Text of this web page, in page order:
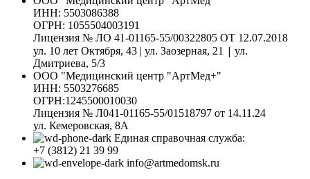
ИНН: 5503086388
ОГРН: 1055504003191
Лицензия № ЛО 41-01165-55/00322805 ОТ 12.07.2018
ул. 10 лет Октября, 43 | ул. Заозерная, 21 | ул.
Дмитриева, 5/3
ООО "Медицинский центр "АртМед+"
ИНН: 5503276685
ОГРН:1245500010030
Лицензия № Л041-01165-55/01518797 от 14.11.24
ул. Кемеровская, 8А
Единая справочная служба:
+7 (3812) 21 39 99
info@artmedomsk.ru